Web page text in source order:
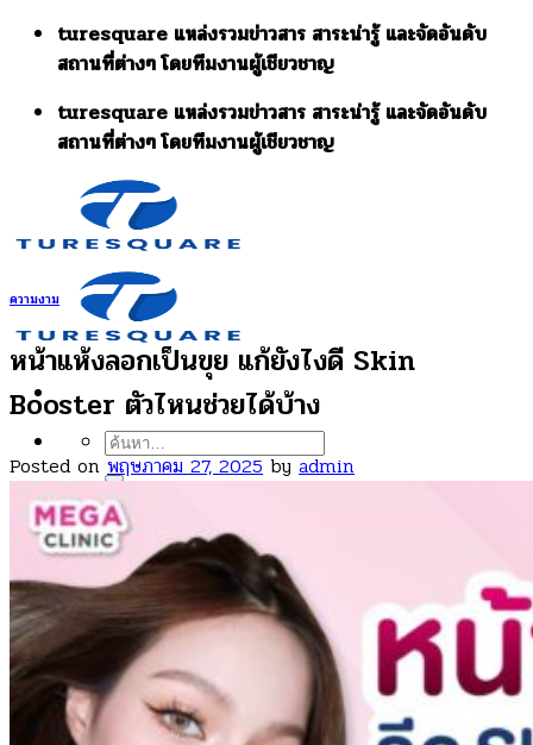
Skip turesquare แหล่งรวมข่าวสาร สาระน่ารู้ และจัดอันดับ
สถานที่ต่างๆ โดยทีมงานผู้เชียวชาญ
turesquare แหล่งรวมข่าวสาร สาระน่ารู้ และจัดอันดับ
สถานที่ต่างๆ โดยทีมงานผู้เชียวชาญ
ค้นหา:
เกี่ยวกับเรา
รวมบทความ
สาระน่ารู้
ความงาม
ติดต่อเรา
ดูบอลออนไลน์
Newsletter
ความงาม
หน้าแห้งลอกเป็นขุย แก้ยังไงดี Skin
Booster ตัวไหนช่วยได้บ้าง
Posted onพฤษภาคม 27, 2025byadmin